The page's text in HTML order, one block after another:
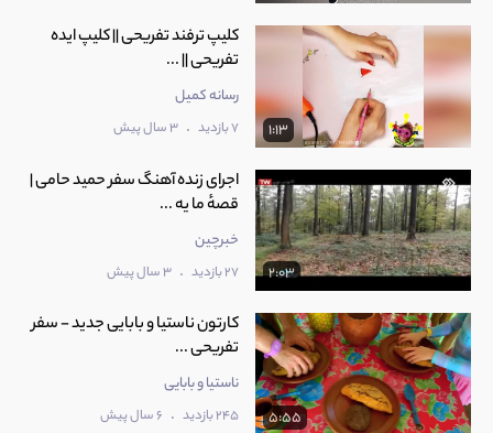
1:13
کلیپ ترفند تفریحی || کلیپ ایده
تفریحی || ...
رسانه کمیل
7 بازدید . 3 سال پیش
2:03
اجرای زنده آهنگ سفر حمید حامی |
قصهٔ ما یه ...
خبرچین
27 بازدید . 3 سال پیش
5:55
کارتون ناستیا و بابایی جدید - سفر
تفریحی ...
ناستیا و بابایی
245 بازدید . 6 سال پیش